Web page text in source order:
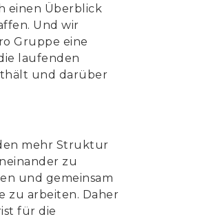
einen Überblick
Und wir
Gruppe eine
laufenden
und darüber
mehr Struktur
zu
und gemeinsam
zu arbeiten. Daher
für die